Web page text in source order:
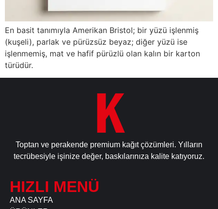
En basit tanımıyla Amerikan Bristol; bir yüzü işlenmiş
(kuşeli), parlak ve pürüzsüz beyaz; diğer yüzü ise
işlenmemiş, mat ve hafif pürüzlü olan kalın bir karton
türüdür.
Toptan ve perakende premium kağıt çözümleri. Yılların
tecrübesiyle işinize değer, baskılarınıza kalite katıyoruz.
HIZLI MENÜ
ANA SAYFA